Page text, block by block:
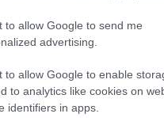
to allow Google to send me
advertising.
to allow Google to enable
to analytics like cookies on
identifiers in apps.
αναζητά
στην προεδρία
7:12μμ